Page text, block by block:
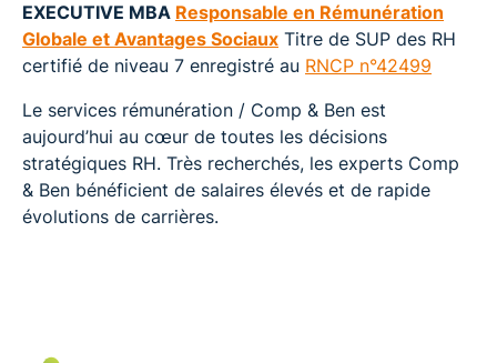
EXECUTIVE MBA Responsable en Rémunération
Globale et Avantages Sociaux Titre de SUP des RH
certifié de niveau 7 enregistré au RNCP n°42499
Le services rémunération / Comp & Ben est
aujourd’hui au cœur de toutes les décisions
stratégiques RH. Très recherchés, les experts Comp
& Ben bénéficient de salaires élevés et de rapide
évolutions de carrières.